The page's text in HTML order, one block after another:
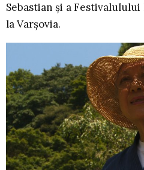
Sebastian şi a
la Varşovia.